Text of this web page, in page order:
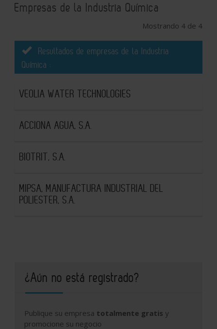
Empresas de la Industria Química
Mostrando 4 de 4
Resultados de empresas de la Industria
Química :
VEOLIA WATER TECHNOLOGIES
ACCIONA AGUA, S.A.
BIOTRIT, S.A.
MIPSA, MANUFACTURA INDUSTRIAL DEL
POLIESTER, S.A.
¿Aún no está registrado?
Publique su empresa totalmente gratis y
promocione su negocio